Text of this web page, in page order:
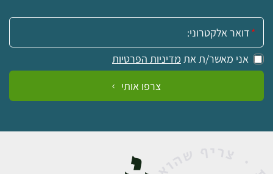
אימייל:
אני מאשר/ת את מדיניות הפרטיות
צרפו אותי